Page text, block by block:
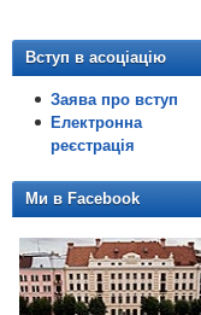
Вступ в асоціацію
Заява про вступ
Електронна
реєстрація
Ми в Facebook